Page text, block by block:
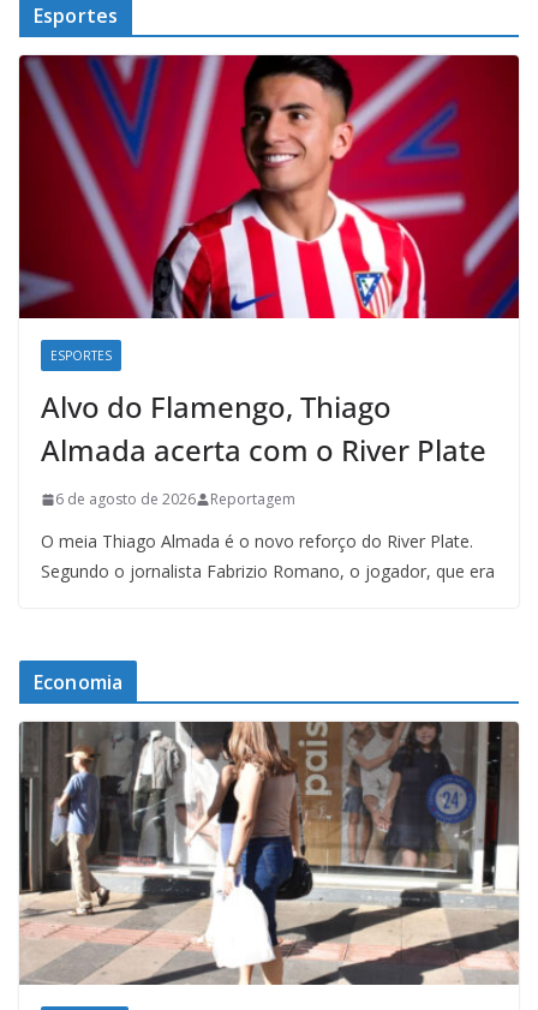
Esportes
ESPORTES
Alvo do Flamengo, Thiago
Almada acerta com o River Plate
6 de agosto de 2026 Reportagem
O meia Thiago Almada é o novo reforço do River Plate.
Segundo o jornalista Fabrizio Romano, o jogador, que era
Economia